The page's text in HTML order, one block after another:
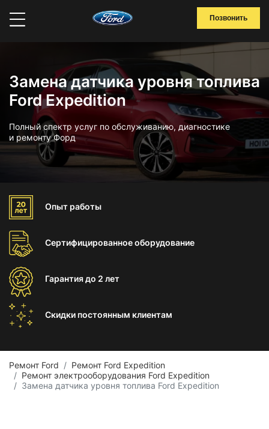
Позвонить
Замена датчика уровня топлива
Ford Expedition
Полный спектр услуг по обслуживанию, диагностике
и ремонту Форд
Опыт работы
Сертифицированноеоборудование
Гарантиядо 2 лет
Скидки постоянным клиентам
Ремонт Ford
Ремонт Ford Expedition
Ремонт электрооборудования Ford Expedition
Замена датчика уровня топлива Ford Expedition